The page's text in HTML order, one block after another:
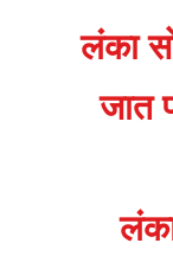
लंका
जात